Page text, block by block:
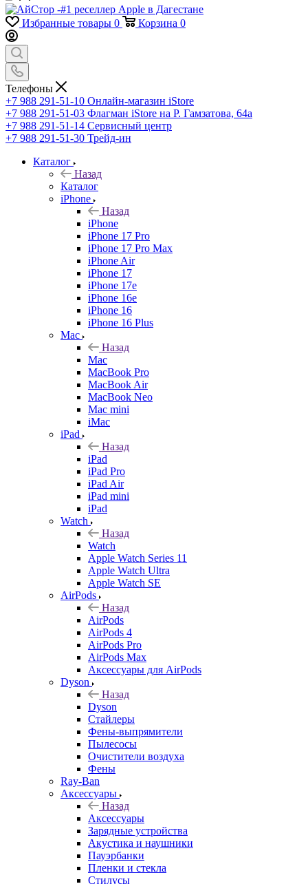
Избранные товары 0 Корзина 0
Телефоны
+7 988 291-51-10 Онлайн-магазин iStore
+7 988 291-51-03 Флагман iStore на Р. Гамзатова, 64а
+7 988 291-51-14 Сервисный центр
+7 988 291-51-30 Трейд-ин
Каталог
Назад
Каталог
iPhone
Назад
iPhone
iPhone 17 Pro
iPhone 17 Pro Max
iPhone Air
iPhone 17
iPhone 17e
iPhone 16e
iPhone 16
iPhone 16 Plus
Mac
Назад
Mac
MacBook Pro
MacBook Air
MacBook Neo
Mac mini
iMac
iPad
Назад
iPad
iPad Pro
iPad Air
iPad mini
iPad
Watch
Назад
Watch
Apple Watch Series 11
Apple Watch Ultra
Apple Watch SE
AirPods
Назад
AirPods
AirPods 4
AirPods Pro
AirPods Max
Аксессуары для AirPods
Dyson
Назад
Dyson
Стайлеры
Фены-выпрямители
Пылесосы
Очистители воздуха
Фены
Ray-Ban
Аксессуары
Назад
Аксессуары
Зарядные устройства
Акустика и наушники
Пауэрбанки
Пленки и стекла
Стилусы